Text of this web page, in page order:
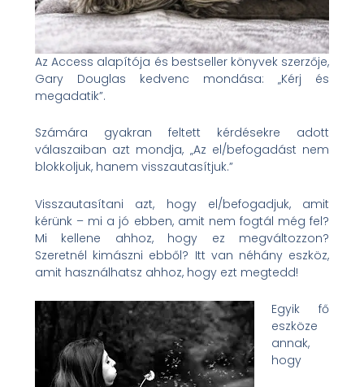
Az Access alapítója és bestseller könyvek szerzője,
Gary Douglas kedvenc mondása: „Kérj és
megadatik”.
Számára gyakran feltett kérdésekre adott
válaszaiban azt mondja, „Az el/befogadást nem
blokkoljuk, hanem visszautasítjuk.”
Visszautasítani azt, hogy el/befogadjuk, amit
kérünk – mi a jó ebben, amit nem fogtál még fel?
Mi kellene ahhoz, hogy ez megváltozzon?
Szeretnél kimászni ebből? Itt van néhány eszköz,
amit használhatsz ahhoz, hogy ezt megtedd!
Egyik fő
eszköze
annak,
hogy